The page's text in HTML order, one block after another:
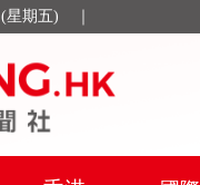
星期五)